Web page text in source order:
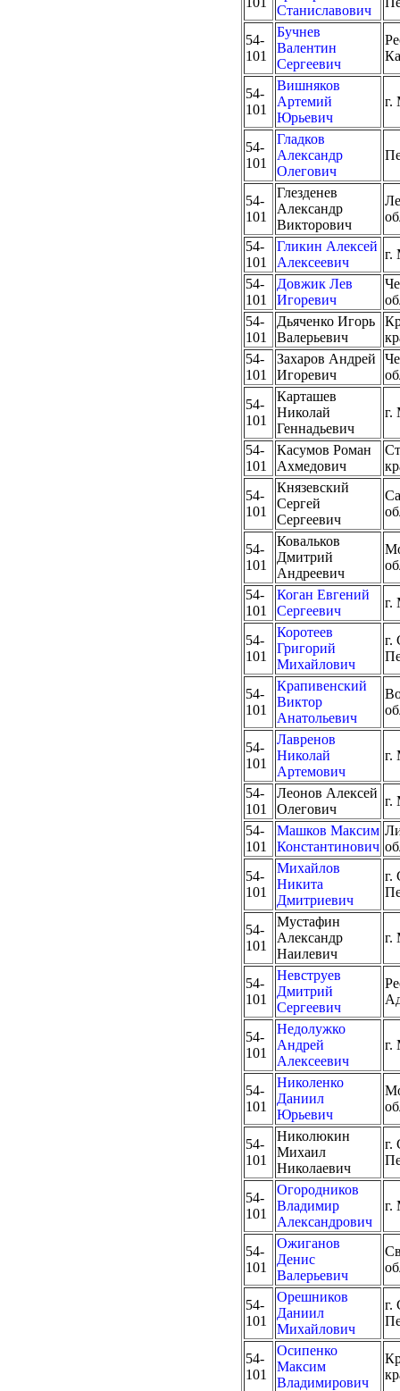
Станиславович
54-
101
Бучнев
Валентин
Сергеевич
54-
101
Вишняков
Артемий
Юрьевич
г.
54-
101
Гладков
Александр
Олегович
54-
101
Глезденев
Александр
Викторович
54-
101
Гликин Алексей
Алексеевич
г.
54-
101
Довжик Лев
Игоревич
54-
101
Дьяченко Игорь
Валерьевич
54-
101
Захаров Андрей
Игоревич
54-
101
Карташев
Николай
Геннадьевич
г.
54-
101
Касумов Роман
Ахмедович
54-
101
Князевский
Сергей
Сергеевич
54-
101
Ковальков
Дмитрий
Андреевич
54-
101
Коган Евгений
Сергеевич
г.
54-
101
Коротеев
Григорий
Михайлович
г.
54-
101
Крапивенский
Виктор
Анатольевич
54-
101
Лавренов
Николай
Артемович
г.
54-
101
Леонов Алексей
Олегович
г.
54-
101
Машков Максим
Константинович
54-
101
Михайлов
Никита
Дмитриевич
г.
54-
101
Мустафин
Александр
Наилевич
г.
54-
101
Невструев
Дмитрий
Сергеевич
54-
101
Недолужко
Андрей
Алексеевич
г.
54-
101
Николенко
Даниил
Юрьевич
54-
101
Николюкин
Михаил
Николаевич
г.
54-
101
Огородников
Владимир
Александрович
г.
54-
101
Ожиганов
Денис
Валерьевич
54-
101
Орешников
Даниил
Михайлович
г.
54-
101
Осипенко
Максим
Владимирович